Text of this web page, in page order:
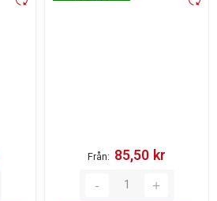
Från 85,50 kr‎